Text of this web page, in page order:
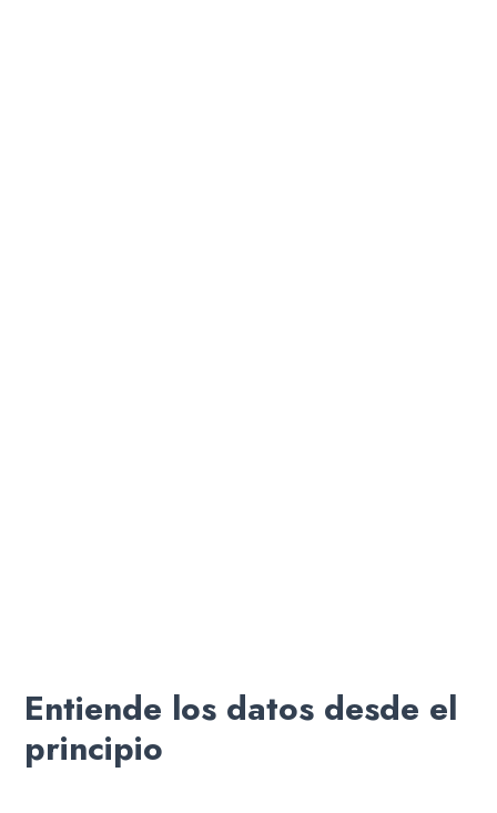
Entiende los datos desde el
principio